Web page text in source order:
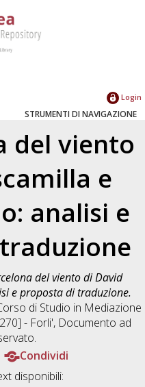
Login
STRUMENTI DI NAVIGAZIONE
del viento
e
analisi e
del viento di David
e proposta di traduzione.
di Studio in Mediazione
- Forli', Documento ad
Condividi
disponibili: